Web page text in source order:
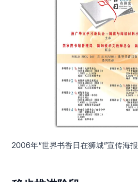
2006年“世界书香日在狮城”宣传海报